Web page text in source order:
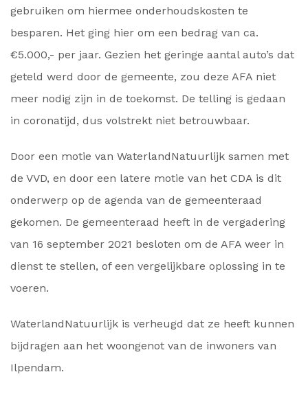
gebruiken om hiermee onderhoudskosten te
besparen. Het ging hier om een bedrag van ca.
€5.000,- per jaar. Gezien het geringe aantal auto’s dat
geteld werd door de gemeente, zou deze AFA niet
meer nodig zijn in de toekomst. De telling is gedaan
in coronatijd, dus volstrekt niet betrouwbaar.
Door een motie van WaterlandNatuurlijk samen met
de VVD, en door een latere motie van het CDA is dit
onderwerp op de agenda van de gemeenteraad
gekomen. De gemeenteraad heeft in de vergadering
van 16 september 2021 besloten om de AFA weer in
dienst te stellen, of een vergelijkbare oplossing in te
voeren.
WaterlandNatuurlijk is verheugd dat ze heeft kunnen
bijdragen aan het woongenot van de inwoners van
Ilpendam.